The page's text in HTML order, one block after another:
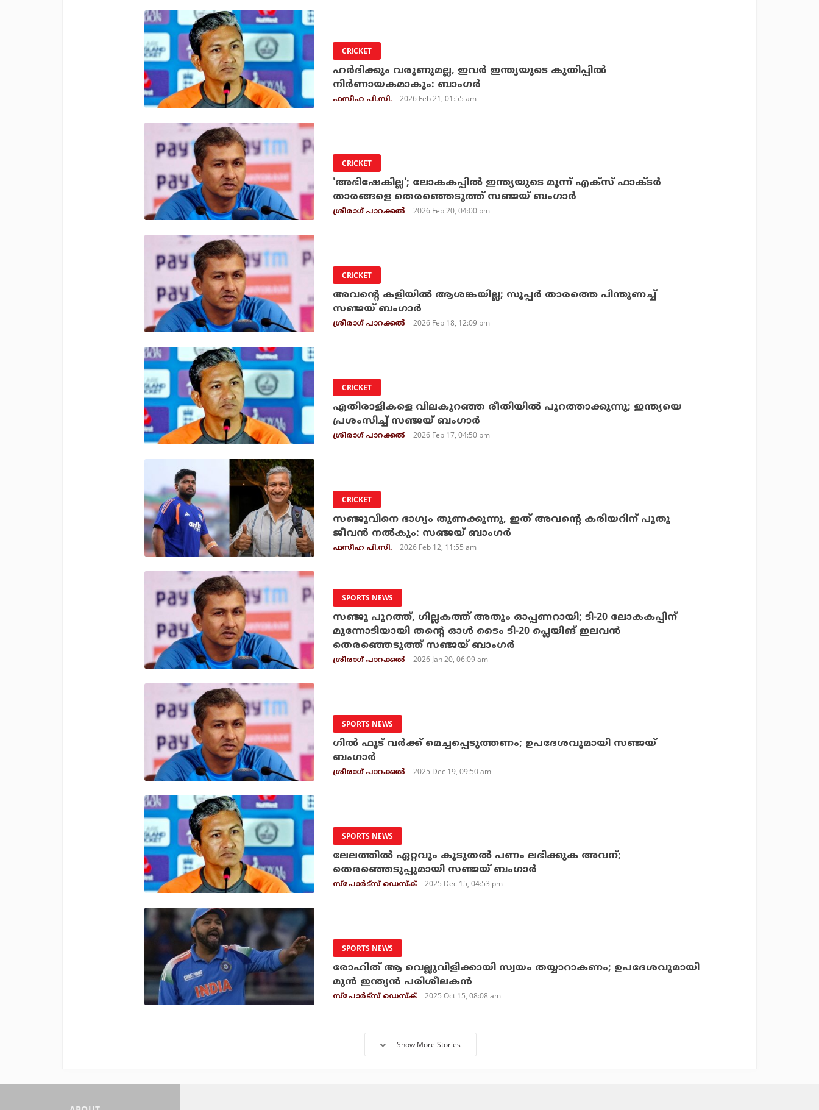
CRICKET
ഹര്‍ദിക്കും വരുണുമല്ല, ഇവര്‍ ഇന്ത്യയുടെ കുതിപ്പില്‍
നിര്‍ണായകമാകും: ബാംഗര്‍
ഫസീഹ പി.സി. 2026 Feb 21, 01:55 am
CRICKET
'അഭിഷേകില്ല'; ലോകകപ്പില്‍ ഇന്ത്യയുടെ മൂന്ന് എക്‌സ് ഫാക്ടര്‍
താരങ്ങളെ തെരഞ്ഞെടുത്ത് സഞ്ജയ് ബംഗാര്‍
ശ്രീരാഗ് പാറക്കല്‍ 2026 Feb 20, 04:00 pm
CRICKET
അവന്റെ കളിയില്‍ ആശങ്കയില്ല; സൂപ്പര്‍ താരത്തെ പിന്തുണച്ച്
സഞ്ജയ് ബംഗാര്‍
ശ്രീരാഗ് പാറക്കല്‍ 2026 Feb 18, 12:09 pm
CRICKET
എതിരാളികളെ വിലകുറഞ്ഞ രീതിയില്‍ പുറത്താക്കുന്നു; ഇന്ത്യയെ
പ്രശംസിച്ച് സഞ്ജയ് ബംഗാര്‍
ശ്രീരാഗ് പാറക്കല്‍ 2026 Feb 17, 04:50 pm
CRICKET
സഞ്ജുവിനെ ഭാഗ്യം തുണക്കുന്നു, ഇത് അവന്റെ കരിയറിന് പുതു
ജീവന്‍ നല്‍കും: സഞ്ജയ് ബാംഗര്‍
ഫസീഹ പി.സി. 2026 Feb 12, 11:55 am
SPORTS NEWS
സഞ്ജു പുറത്ത്, ഗില്ലകത്ത് അതും ഓപ്പണറായി; ടി-20 ലോകകപ്പിന്
മുന്നോടിയായി തന്റെ ഓള്‍ ടൈം ടി-20 പ്ലെയിങ് ഇലവന്‍
തെരഞ്ഞെടുത്ത് സഞ്ജയ് ബാംഗര്‍
ശ്രീരാഗ് പാറക്കല്‍ 2026 Jan 20, 06:09 am
SPORTS NEWS
ഗില്‍ ഫൂട് വര്‍ക്ക് മെച്ചപ്പെടുത്തണം; ഉപദേശവുമായി സഞ്ജയ്
ബംഗാര്‍
ശ്രീരാഗ് പാറക്കല്‍ 2025 Dec 19, 09:50 am
SPORTS NEWS
ലേലത്തില്‍ ഏറ്റവും കൂടുതല്‍ പണം ലഭിക്കുക അവന്;
തെരഞ്ഞെടുപ്പുമായി സഞ്ജയ് ബംഗാര്‍
സ്പോര്‍ട്സ് ഡെസ്‌ക് 2025 Dec 15, 04:53 pm
SPORTS NEWS
രോഹിത് ആ വെല്ലുവിളിക്കായി സ്വയം തയ്യാറാകണം; ഉപദേശവുമായി
മുന്‍ ഇന്ത്യന്‍ പരിശീലകന്‍
സ്പോര്‍ട്സ് ഡെസ്‌ക് 2025 Oct 15, 08:08 am
Show More Stories